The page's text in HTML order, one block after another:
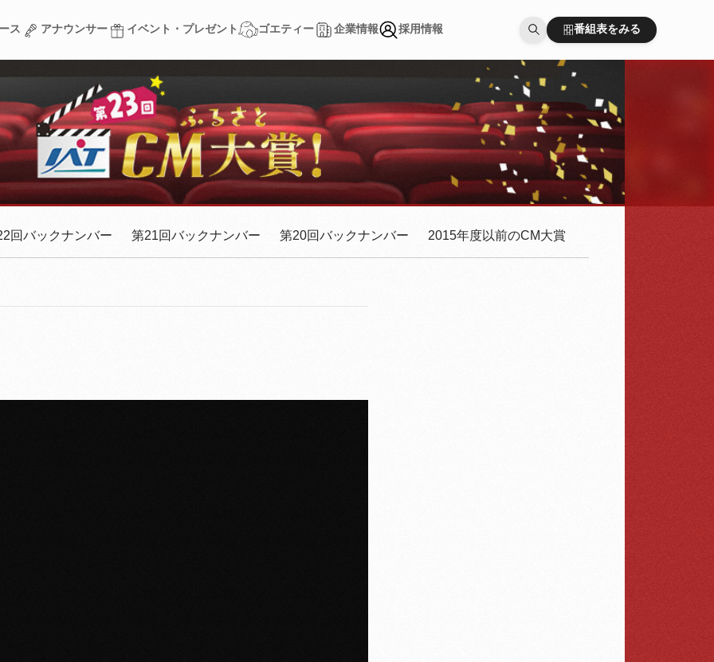
ス
アナウンサー
イベント・プレゼント
ゴエティー
企業情報
採用情報
番組表をみる
番組表をみる
回バックナンバー 第21回バックナンバー 第20回バックナンバー 2015年度以前のCM大賞